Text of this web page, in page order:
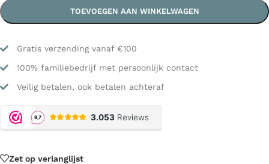
TOEVOEGEN AAN WINKELWAGEN
Gratis verzending vanaf €100
100% familiebedrijf met persoonlijk contact
Veilig betalen, ook betalen achteraf
Zet op verlanglijst